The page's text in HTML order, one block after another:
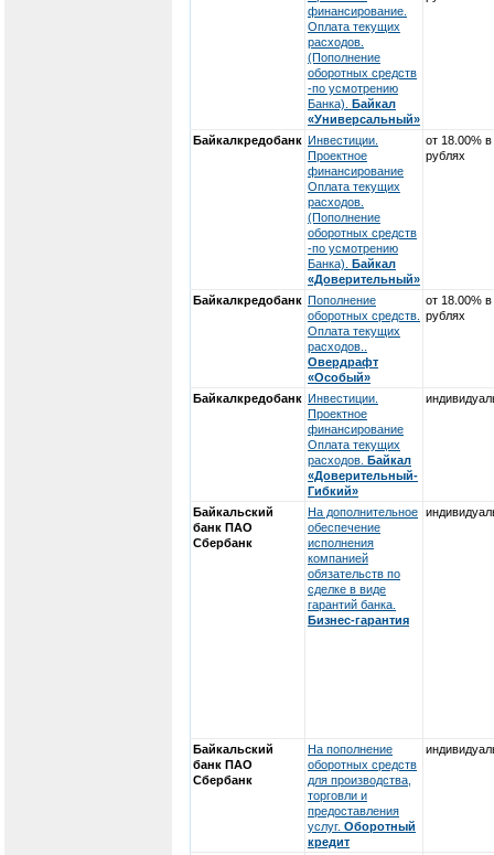
финансирование.
Оплата текущих
расходов.
(Пополнение
оборотных средств
-по усмотрению
Банка). Байкал
«Универсальный»
Байкалкредобанк Инвестиции.
Проектное
финансирование
Оплата текущих
расходов.
(Пополнение
оборотных средств
-по усмотрению
Банка). Байкал
«Доверительный»
от 18.00% в
рублях
Байкалкредобанк Пополнение
оборотных средств.
Оплата текущих
расходов..
Овердрафт
«Особый»
от 18.00% в
рублях
Байкалкредобанк Инвестиции.
Проектное
финансирование
Оплата текущих
расходов. Байкал
«Доверительный-
Гибкий»
Байкальский
банк ПАО
Сбербанк
На дополнительное
обеспечение
исполнения
компанией
обязательств по
сделке в виде
гарантий банка.
Бизнес-гарантия
Байкальский
банк ПАО
Сбербанк
На пополнение
оборотных средств
для производства,
торговли и
предоставления
услуг. Оборотный
кредит